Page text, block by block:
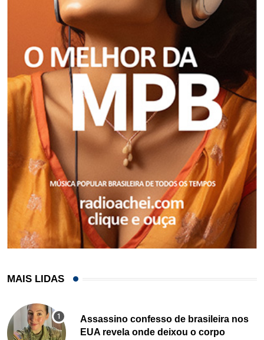
MAIS LIDAS
Assassino confesso de brasileira nos
EUA revela onde deixou o corpo